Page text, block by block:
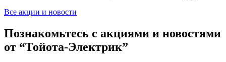
Все акции и новости
Познакомьтесь с акциями и новостями
от “Тойота-Электрик”